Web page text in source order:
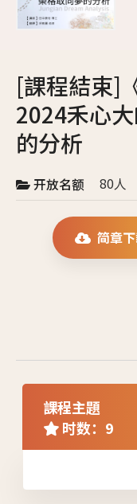
[課程結束]
2024禾心
的分析
开放名额 80人
简章
課程主題
时数：9